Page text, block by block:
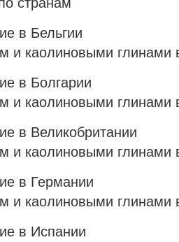
в Бельгии
и каолиновыми глинами
в Болгарии
и каолиновыми глинами
в Великобритании
и каолиновыми глинами
в Германии
и каолиновыми глинами
в Испании